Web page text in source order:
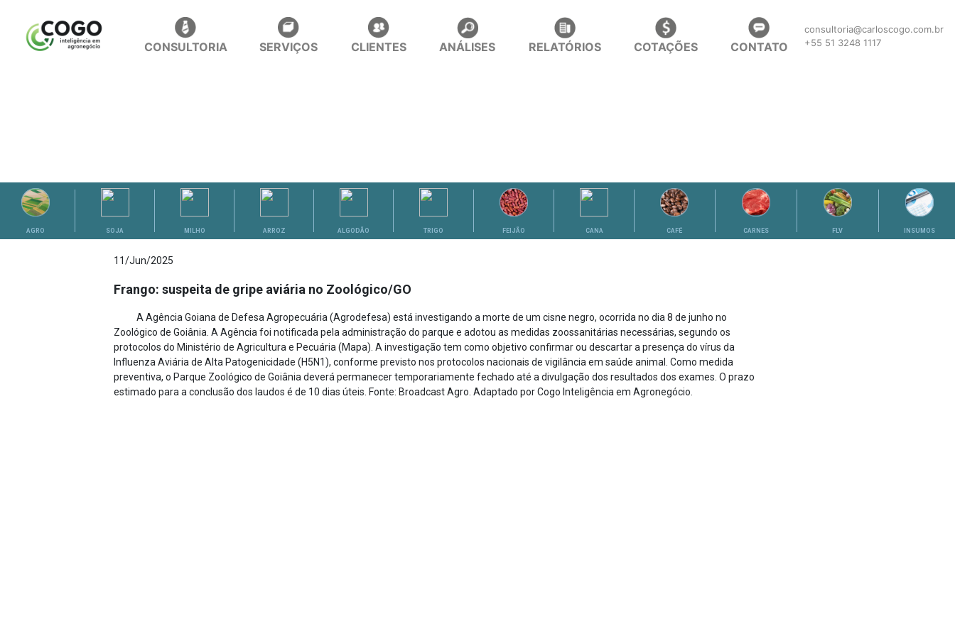
CONSULTORIA SERVIÇOS CLIENTES ANÁLISES RELATÓRIOS COTAÇÕES CONTATO
consultoria@carloscogo.com.br
+55 51 3248 1117
AGRO SOJA MILHO ARROZ ALGODÃO TRIGO FEIJÃO CANA CAFÉ CARNES FLV INSUMOS
11/Jun/2025
Frango: suspeita de gripe aviária no Zoológico/GO
A Agência Goiana de Defesa Agropecuária (Agrodefesa) está investigando a morte de um cisne negro, ocorrida no dia 8 de junho no
Zoológico de Goiânia. A Agência foi notificada pela administração do parque e adotou as medidas zoossanitárias necessárias, segundo os
protocolos do Ministério de Agricultura e Pecuária (Mapa). A investigação tem como objetivo confirmar ou descartar a presença do vírus da
Influenza Aviária de Alta Patogenicidade (H5N1), conforme previsto nos protocolos nacionais de vigilância em saúde animal. Como medida
preventiva, o Parque Zoológico de Goiânia deverá permanecer temporariamente fechado até a divulgação dos resultados dos exames. O prazo
estimado para a conclusão dos laudos é de 10 dias úteis. Fonte: Broadcast Agro. Adaptado por Cogo Inteligência em Agronegócio.